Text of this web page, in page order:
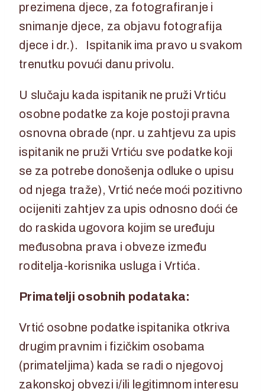
prezimena djece, za fotografiranje i
snimanje djece, za objavu fotografija
djece i dr.). Ispitanik ima pravo u svakom
trenutku povući danu privolu.
U slučaju kada ispitanik ne pruži Vrtiću
osobne podatke za koje postoji pravna
osnovna obrade (npr. u zahtjevu za upis
ispitanik ne pruži Vrtiću sve podatke koji
se za potrebe donošenja odluke o upisu
od njega traže), Vrtić neće moći pozitivno
ocijeniti zahtjev za upis odnosno doći će
do raskida ugovora kojim se uređuju
međusobna prava i obveze između
roditelja-korisnika usluga i Vrtića.
Primatelji osobnih podataka:
Vrtić osobne podatke ispitanika otkriva
drugim pravnim i fizičkim osobama
(primateljima) kada se radi o njegovoj
zakonskoj obvezi i/ili legitimnom interesu